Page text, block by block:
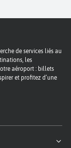
de services liés au
les
aéroport : billets
et profitez d’une